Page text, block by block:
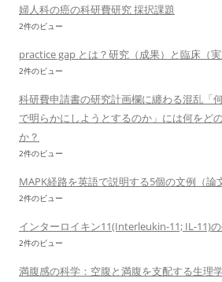
婦人科の癌の科研費研究 採択課題
2件のビュー
practice gap とは？研究（成果）と臨床（
2件のビュー
科研費申請書の研究計画欄に纏わる混乱「
で明らかにしようとするのか」には何をど
か？
2件のビュー
MAPK経路を英語で説明する5個の文例（論
2件のビュー
インターロイキン11(Interleukin-11; IL-11)
2件のビュー
満腹感の科学：空腹と満腹を支配する生理